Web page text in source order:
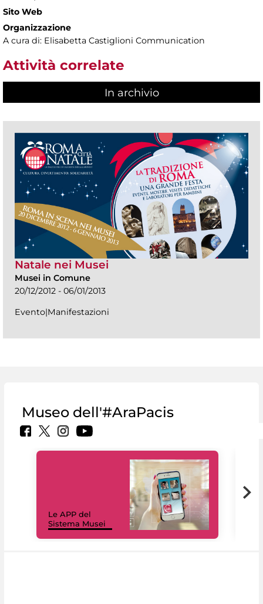
Sito Web
Organizzazione
A cura di: Elisabetta Castiglioni Communication
Attività correlate
In archivio
Natale nei Musei
Musei in Comune
20/12/2012 - 06/01/2013
Evento|Manifestazioni
Museo dell'#AraPacis
Le APP del
Sistema Musei